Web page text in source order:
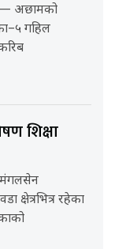
अछामको
गहिल
शिक्षा
क्षेत्रभित्र रहेका